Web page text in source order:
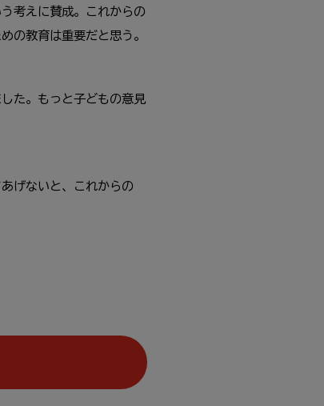
考えに賛成。これからの
の教育は重要だと思う。
た。もっと子どもの意見
げないと、これからの